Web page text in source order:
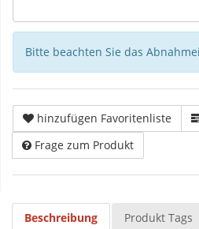
Bitte beachten Sie das
hinzufügen Favoritenliste
Frage zum Produkt
Beschreibung Produkt Tags